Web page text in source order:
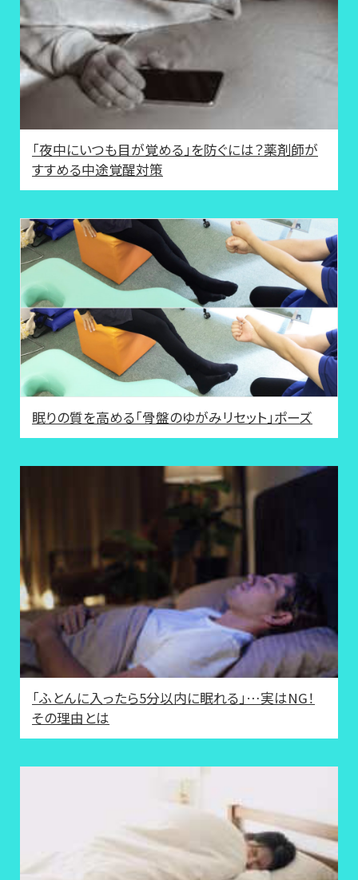
「夜中にいつも目が覚める」を防ぐには？薬剤師が
すすめる中途覚醒対策
眠りの質を高める「骨盤のゆがみリセット」ポーズ
「ふとんに入ったら5分以内に眠れる」…実はNG！
その理由とは